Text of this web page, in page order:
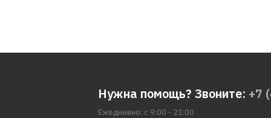
Нужна помощь? Звоните: +7
Ежедневно: с 9:00 - 21:00